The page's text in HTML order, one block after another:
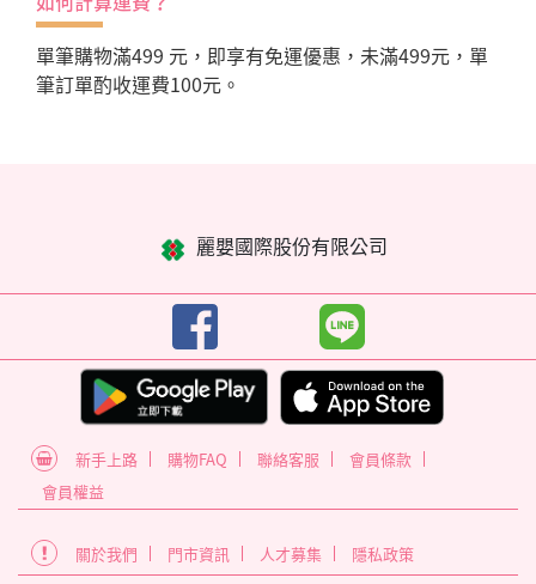
單筆購物滿499 元，即享有免運優惠，未滿499元，單
筆訂單酌收運費100元。
麗嬰國際股份有限公司
新手上路 購物FAQ 聯絡客服
會員條款
會員權益
關於我們 門市資訊 人才募集 隱私政策